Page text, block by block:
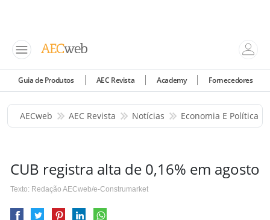
Guia de Produtos AEC Revista Academy Fornecedores
AECweb AEC Revista Notícias Economia E Política
CUB registra alta de 0,16% em agosto
Texto: Redação AECweb/e-Construmarket